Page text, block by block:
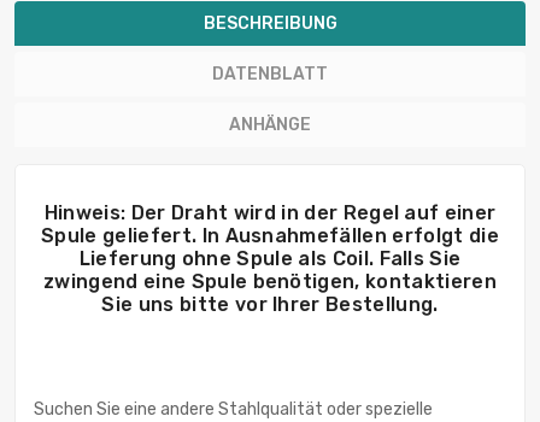
BESCHREIBUNG
DATENBLATT
ANHÄNGE
Hinweis: Der Draht wird in der Regel auf einer
Spule geliefert. In Ausnahmefällen erfolgt die
Lieferung ohne Spule als Coil. Falls Sie
zwingend eine Spule benötigen, kontaktieren
Sie uns bitte vor Ihrer Bestellung.
Suchen Sie eine andere Stahlqualität oder spezielle